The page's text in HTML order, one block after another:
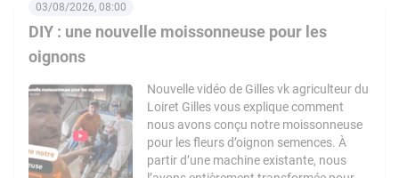
DIY : une nouvelle moissonneuse pour les
oignons
03/08/2026, 08:00
Nouvelle vidéo de Gilles vk agriculteur du
Loiret Gilles vous explique comment
nous avons conçu notre moissonneuse
pour les fleurs d’oignon semences. À
partir d’une machine existante, nous